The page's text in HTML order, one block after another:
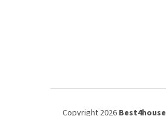
Copyright 2026 Best4house